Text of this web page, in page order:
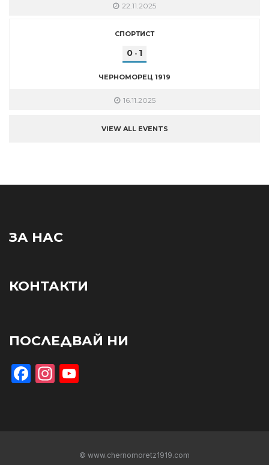
22.11.2025
СПОРТИСТ
0 - 1
ЧЕРНОМОРЕЦ 1919
16.11.2025
VIEW ALL EVENTS
ЗА НАС
КОНТАКТИ
ПОСЛЕДВАЙ НИ
Facebook
Instagram
© www.chernomoretz1919.com